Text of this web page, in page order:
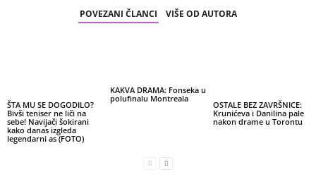
POVEZANI ČLANCI VIŠE OD AUTORA
ŠTA MU SE DOGODILO?
Bivši teniser ne liči na
sebe! Navijači šokirani
kako danas izgleda
legendarni as (FOTO)
KAKVA DRAMA: Fonseka u
polufinalu Montreala
OSTALE BEZ ZAVRŠNICE:
Krunićeva i Danilina pale
nakon drame u Torontu